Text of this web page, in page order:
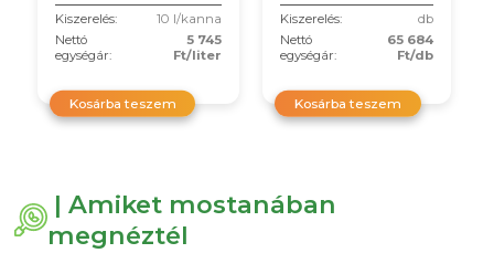
Kiszerelés:
10 l/kanna
Nettó
egységár:
5 745
Ft/liter
Kosárba teszem
Kiszerelés:
db
Nettó
egységár:
65 684
Ft/db
Kosárba teszem
| Amiket mostanában
megnéztél